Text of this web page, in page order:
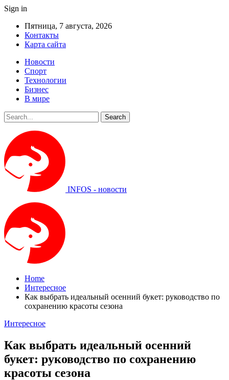
Sign in
Пятница, 7 августа, 2026
Контакты
Карта сайта
Новости
Спорт
Технологии
Бизнес
В мире
INFOS - новости
Home
Интересное
Как выбрать идеальный осенний букет: руководство по
сохранению красоты сезона
Интересное
Как выбрать идеальный осенний
букет: руководство по сохранению
красоты сезона